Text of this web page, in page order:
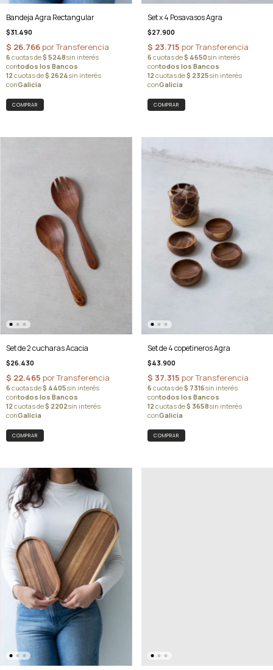
Bandeja Agra Rectangular
$31.490
COMPRAR
Set x 4 Posavasos Agra
$27.900
Set de 2 cucharas Acacia
$26.430
Set de 4 copetineros Agra
$43.900